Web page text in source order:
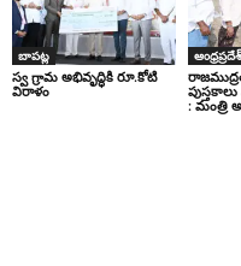
బాపట్ల
స్వ గ్రామ అభివృద్ధికి రూ.కోటి
విరాళం
ఆంధ్రప్రదేశ్
: మంత్రి